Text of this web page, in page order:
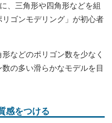
、三角形や四角形などを組
ゴンモデリング」が初心者
などのポリゴン数を少なく
の多い滑らかなモデルを目
感をつける